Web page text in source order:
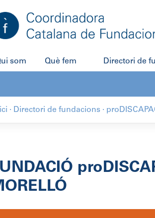
som Què fem Directori de
· Directori de fundacions ·